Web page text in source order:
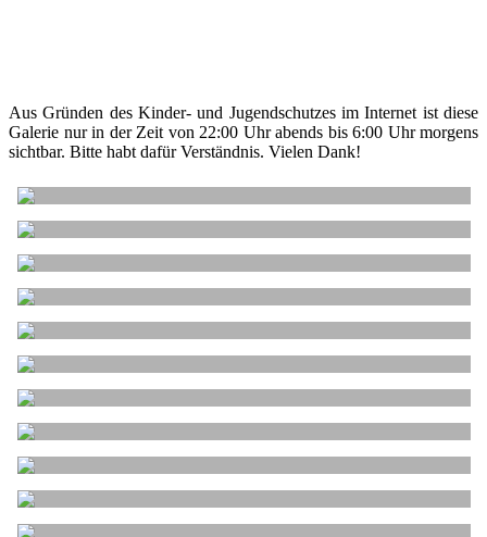
Aus Gründen des Kinder- und Jugendschutzes im Internet ist diese
Galerie nur in der Zeit von 22:00 Uhr abends bis 6:00 Uhr morgens
sichtbar. Bitte habt dafür Verständnis. Vielen Dank!